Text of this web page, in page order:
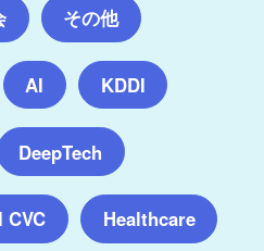
その他
AI KDDI
DeepTech
CVC Healthcare